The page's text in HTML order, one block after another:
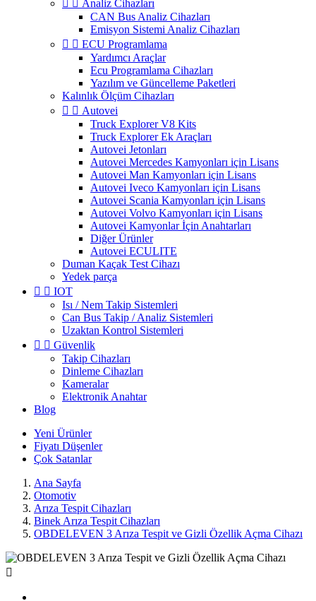
  Analiz Cihazları
CAN Bus Analiz Cihazları
Emisyon Sistemi Analiz Cihazları
  ECU Programlama
Yardımcı Araçlar
Ecu Programlama Cihazları
Yazılım ve Güncelleme Paketleri
Kalınlık Ölçüm Cihazları
  Autovei
Truck Explorer V8 Kits
Truck Explorer Ek Araçları
Autovei Jetonları
Autovei Mercedes Kamyonları için Lisans
Autovei Man Kamyonları için Lisans
Autovei Iveco Kamyonları için Lisans
Autovei Scania Kamyonları için Lisans
Autovei Volvo Kamyonları için Lisans
Autovei Kamyonlar İçin Anahtarları
Diğer Ürünler
Autovei ECULITE
Duman Kaçak Test Cihazı
Yedek parça
  IOT
Isı / Nem Takip Sistemleri
Can Bus Takip / Analiz Sistemleri
Uzaktan Kontrol Sistemleri
  Güvenlik
Takip Cihazları
Dinleme Cihazları
Kameralar
Elektronik Anahtar
Blog
Yeni Ürünler
Fiyatı Düşenler
Çok Satanlar
Ana Sayfa
Otomotiv
Arıza Tespit Cihazları
Binek Arıza Tespit Cihazları
OBDELEVEN 3 Arıza Tespit ve Gizli Özellik Açma Cihazı
